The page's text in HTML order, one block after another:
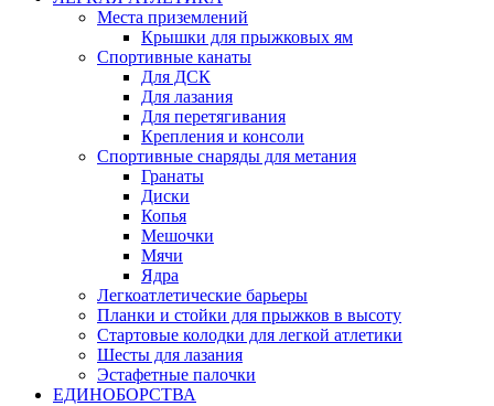
Места приземлений
Крышки для прыжковых ям
Спортивные канаты
Для ДСК
Для лазания
Для перетягивания
Крепления и консоли
Спортивные снаряды для метания
Гранаты
Диски
Копья
Мешочки
Мячи
Ядра
Легкоатлетические барьеры
Планки и стойки для прыжков в высоту
Стартовые колодки для легкой атлетики
Шесты для лазания
Эстафетные палочки
ЕДИНОБОРСТВА